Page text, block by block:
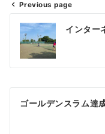
投
稿
ナ
ビ
ゲ
Previous page
インター
ゴールデンスラム達